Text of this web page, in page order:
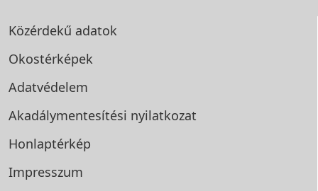
Közérdekű adatok
Okostérképek
Adatvédelem
Akadálymentesítési nyilatkozat
Honlaptérkép
Impresszum